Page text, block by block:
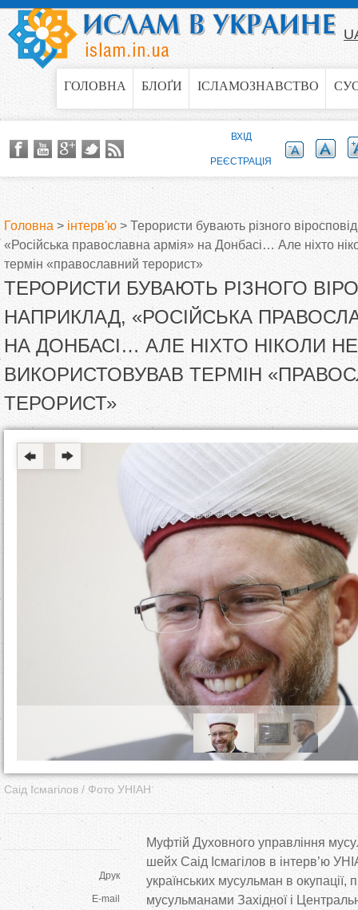
Jump to navigation
ГОЛОВНА БЛОҐИ ІСЛАМОЗНАВСТВО
В
и
т
у
Головна > інтерв'ю > Терористи бувають різного
«Російська православна армія» на Донбасі… Але ніхто
термін «православний терорист»
ТЕРОРИСТИ БУВАЮТЬ РІЗНОГО
НАПРИКЛАД, «РОСІЙСЬКА
НА ДОНБАСІ… АЛЕ НІХТО НІКОЛИ НЕ
ВИКОРИСТОВУВАВ ТЕРМІН
ТЕРОРИСТ»
Саід Ісмагілов / Фото УНІАН
Друк
E-mail
Муфтій Духовного управління
шейх Саід Ісмагілов в інтерв’ю
українських мусульман в окупації,
мусульманами Західної і
ВХІД
РЕЄСТРАЦІЯ